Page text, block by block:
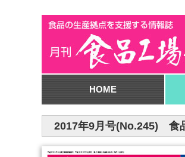
HOME
2017年9月号(No.245) 食